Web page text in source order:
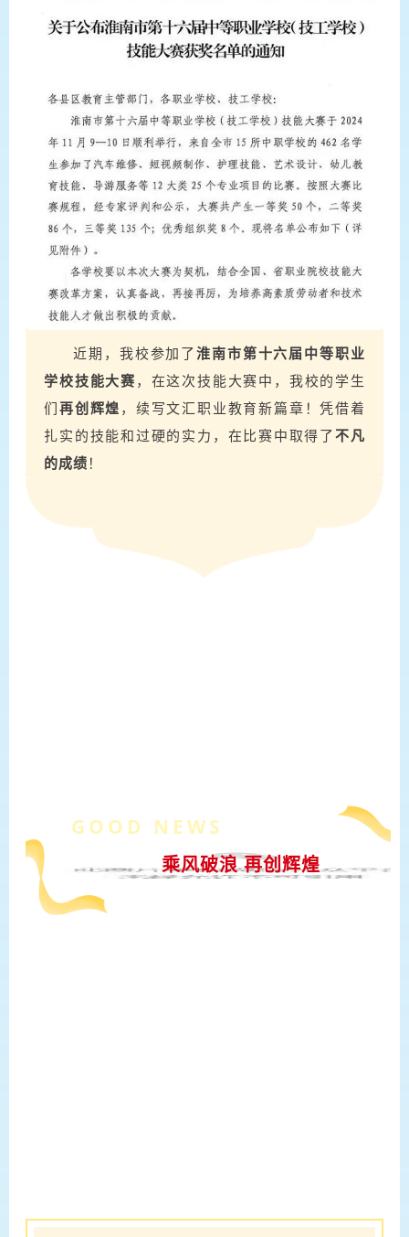
近期，我校参加了淮南市第十六届中等职业
学校技能大赛，在这次技能大赛中，我校的学生
们再创辉煌 ，续写文汇职业教育新篇章！凭借着
扎实的技能和过硬的实力，在比赛中取得了不凡
的成绩 ！
GOOD NEWS
乘风破浪 再创辉煌